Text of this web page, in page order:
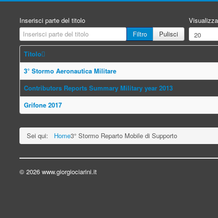
Inserisci parte del titolo
Filtro
Pulisci
Titolo
3° Stormo Aeronautica Militare
Contributors Reports Summary Military year 2013
Grifone 2017
Sei qui: Home3° Stormo Reparto Mobile di Supporto
© 2026 www.giorgiociarini.it